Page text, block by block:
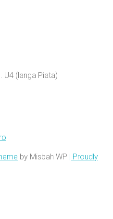
U4 (langa Piata)
by Misbah WP
| Proudly